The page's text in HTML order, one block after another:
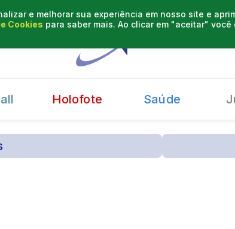
e melhorar sua experiência em nosso site e
Cookies para saber mais. Ao clicar em "aceitar"
Holofote Saúde